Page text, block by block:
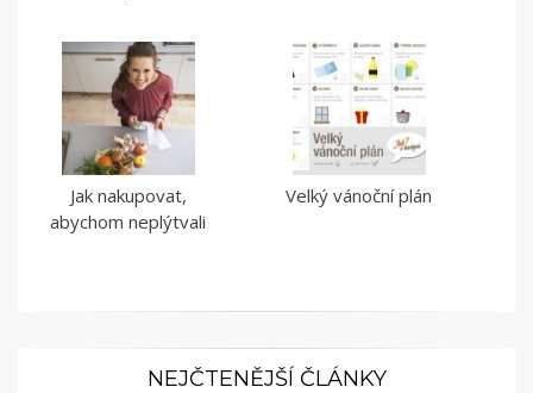
Jak nakupovat,
abychom neplýtvali
Velký vánoční plán
NEJČTENĚJŠÍ ČLÁNKY